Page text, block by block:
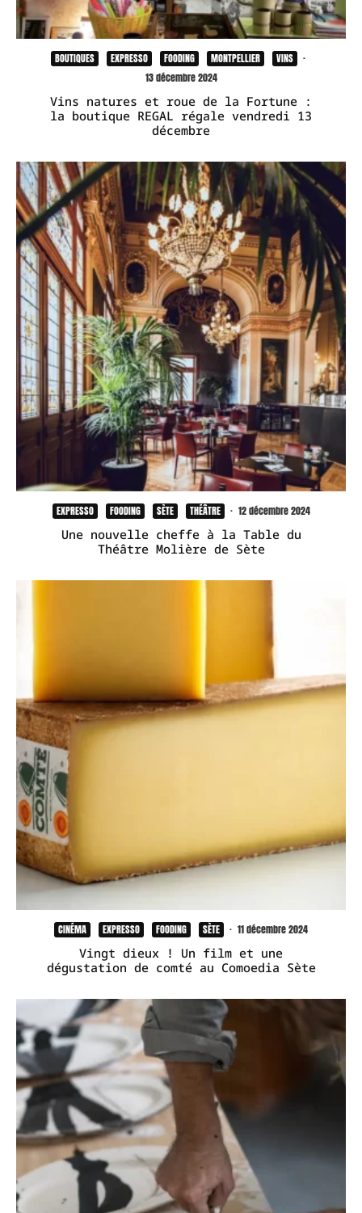
BOUTIQUES EXPRESSO FOODING MONTPELLIER VINS
·
13 décembre 2024
Vins natures et roue de la Fortune :
la boutique REGAL régale vendredi 13
décembre
EXPRESSO FOODING SÈTE THÉÂTRE · 12 décembre 2024
Une nouvelle cheffe à la Table du
Théâtre Molière de Sète
CINÉMA EXPRESSO FOODING SÈTE · 11 décembre 2024
Vingt dieux ! Un film et une
dégustation de comté au Comoedia Sète